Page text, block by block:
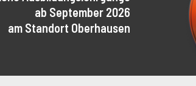
ab September 2026
am Standort Oberhausen